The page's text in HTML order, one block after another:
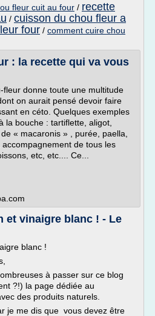
fleur cuit au four / recette
/ cuisson du chou fleur a
four / comment cuire chou
: la recette qui va vous
fleur donne toute une multitude
on aurait pensé devoir faire
en céto. Quelques exemples
la bouche : tartiflette, aligot,
« macaronis » , purée, paella,
de tous les
etc, etc.... Ce...
et vinaigre blanc ! - Le
blanc !
à passer sur ce blog
?!) la page dédiée au
des produits naturels.
je me dis que vous devez être